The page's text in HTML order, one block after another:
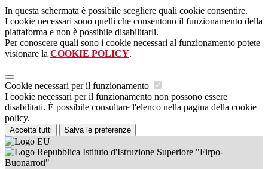
In questa schermata è possibile scegliere quali cookie consentire.
I cookie necessari sono quelli che consentono il funzionamento della
piattaforma e non è possibile disabilitarli.
Per conoscere quali sono i cookie necessari al funzionamento potete
visionare la COOKIE POLICY.
Cookie necessari per il funzionamento
I cookie necessari per il funzionamento non possono essere
disabilitati. È possibile consultare l'elenco nella pagina della cookie
policy.
Accetta tutti Salva le preferenze
Istituto d'Istruzione Superiore "Firpo-
Buonarroti"